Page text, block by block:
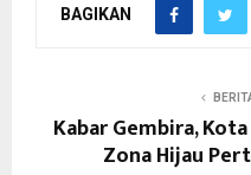
BAGIKAN
Kabar Gembira,
Zona Hijau